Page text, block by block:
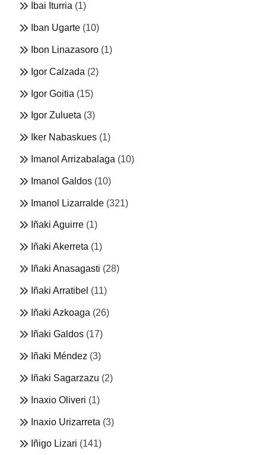
Ibai Iturria (1)
Iban Ugarte (10)
Ibon Linazasoro (1)
Igor Calzada (2)
Igor Goitia (15)
Igor Zulueta (3)
Iker Nabaskues (1)
Imanol Arrizabalaga (10)
Imanol Galdos (10)
Imanol Lizarralde (321)
Iñaki Aguirre (1)
Iñaki Akerreta (1)
Iñaki Anasagasti (28)
Iñaki Arratibel (11)
Iñaki Azkoaga (26)
Iñaki Galdos (17)
Iñaki Méndez (3)
Iñaki Sagarzazu (2)
Inaxio Oliveri (1)
Inaxio Urizarreta (3)
Iñigo Lizari (141)